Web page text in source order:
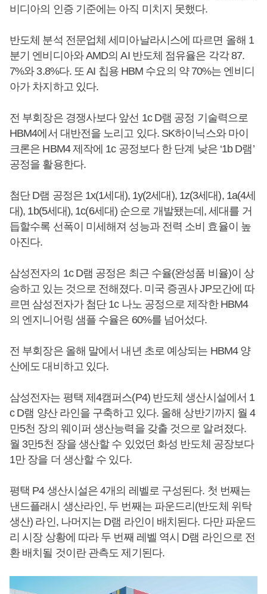
비디아의 인증 기준에는 아직 미치지 못했다.
반도체 분석 전문업체 세미아날라시스에 따르면 올해 1
분기 엔비디아와 AMD의 AI 반도체 점유율은 각각 87.
7%와 3.8%다. 또 AI 칩용 HBM 수요의 약 70%는 엔비디
아가 차지하고 있다.
전 부회장은 경쟁사보다 앞선 1c D램 공정 기술력으로
HBM4에서 대반전을 노리고 있다. SK하이닉스와 마이
크론은 HBM4 제작에 1c 공정보다 한 단계 낮은 ‘1b D램’
공정을 활용한다.
첨단 D램 공정은 1x(1세대), 1y(2세대), 1z(3세대), 1a(4세
대), 1b(5세대), 1c(6세대) 순으로 개발됐는데, 세대를 거
듭할수록 선폭이 미세해져 성능과 전력 소비 효율이 높
아진다.
삼성전자의 1c D램 공정은 최근 수율(완성품 비율)이 상
승하고 있는 것으로 전해졌다. 미국 증권사 JP모간에 따
르면 삼성전자가 첨단 1c 나노 공정으로 제작한 HBM4
의 엔지니어링 샘플 수율은 60%를 넘어섰다.
전 부회장은 올해 말에서 내년 초로 예상되는 HBM4 양
산에도 대비하고 있다.
삼성전자는 평택 제4캠퍼스(P4) 반도체 생산시설에서 1
c D램 양산 라인을 구축하고 있다. 올해 상반기까지 월 4
만5천 장의 웨이퍼 생산능력을 갖출 것으로 알려졌다.
월 3만5천 장을 생산할 수 있었던 화성 반도체 공장보다
1만 장을 더 생산할 수 있다.
평택 P4 생산시설은 4개의 레벨로 구성된다. 첫 번째는
낸드플래시 생산라인, 두 번째는 파운드리(반도체 위탁
생산) 라인, 나머지는 D램 라인이 배치된다. 다만 파운드
리 시장 상황에 따라 두 번째 레벨 역시 D램 라인으로 전
환 배치될 것이란 관측도 제기된다.